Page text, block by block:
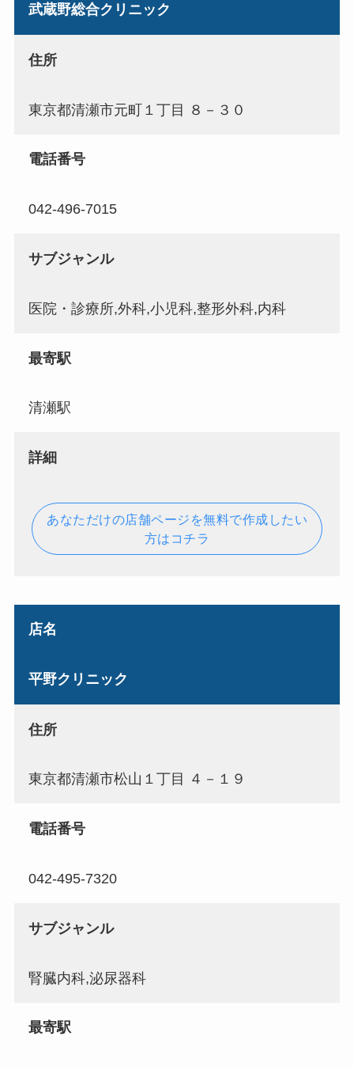
武蔵野総合クリニック
住所
東京都清瀬市元町１丁目 ８－３０
電話番号
042-496-7015
サブジャンル
医院・診療所,外科,小児科,整形外科,内科
最寄駅
清瀬駅
詳細
あなただけの店舗ページを無料で作成したい
方はコチラ
店名
平野クリニック
住所
東京都清瀬市松山１丁目 ４－１９
電話番号
042-495-7320
サブジャンル
腎臓内科,泌尿器科
最寄駅